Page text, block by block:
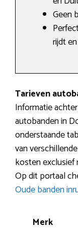
Geen
rijdt
Tarieven
Informatie
autobanden in
onderstaande
van
kosten exclusief
Op dit portaal
Oude banden
Merk